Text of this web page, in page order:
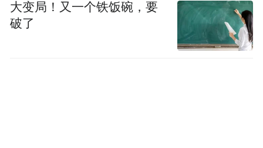
大变局！又一个铁饭碗，要
破了